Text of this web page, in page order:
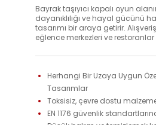
Bayrak taşıyıcı kapalı oyun
dayanıklılığı ve hayal gücünü
tasarımı bir araya getirir.
eğlence merkezleri ve
Herhangi Bir Uzaya Uygun
Tasarımlar
Toksisiz, çevre dostu
EN 1176 güvenlik